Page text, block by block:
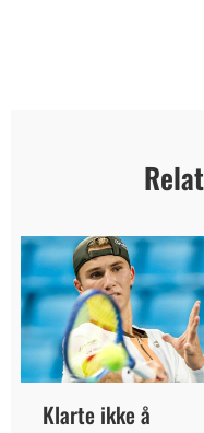
Klarte ikke å